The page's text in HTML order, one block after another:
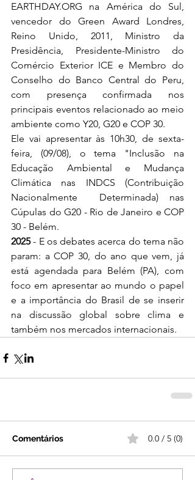
EARTHDAY.ORG na América do Sul,
vencedor do Green Award Londres,
Reino Unido, 2011, Ministro da
Presidência, Presidente-Ministro do
Comércio Exterior ICE e Membro do
Conselho do Banco Central do Peru,
com presença confirmada nos
principais eventos relacionado ao meio
ambiente como Y20, G20 e COP 30.
Ele vai apresentar às 10h30, de sexta-
feira, (09/08), o tema "Inclusão na
Educação Ambiental e Mudança
Climática nas INDCS (Contribuição
Nacionalmente  Determinada) nas
Cúpulas do G20 - Rio de Janeiro e COP
30 - Belém.
2025 - E os debates acerca do tema não
param: a COP 30, do ano que vem, já
está agendada para Belém (PA), com
foco em apresentar ao mundo o papel
e a importância do Brasil de se inserir
na discussão global sobre clima e
também nos mercados internacionais.
Comentários 0.0 / 5 (0)